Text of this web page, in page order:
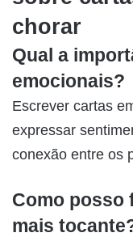
chorar
Qual a
emocionais?
Escrever cartas
expressar
conexão entre os
Como posso
mais